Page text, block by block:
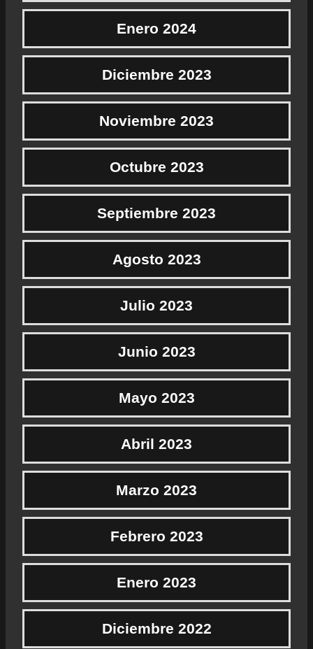
Enero 2024
Diciembre 2023
Noviembre 2023
Octubre 2023
Septiembre 2023
Agosto 2023
Julio 2023
Junio 2023
Mayo 2023
Abril 2023
Marzo 2023
Febrero 2023
Enero 2023
Diciembre 2022